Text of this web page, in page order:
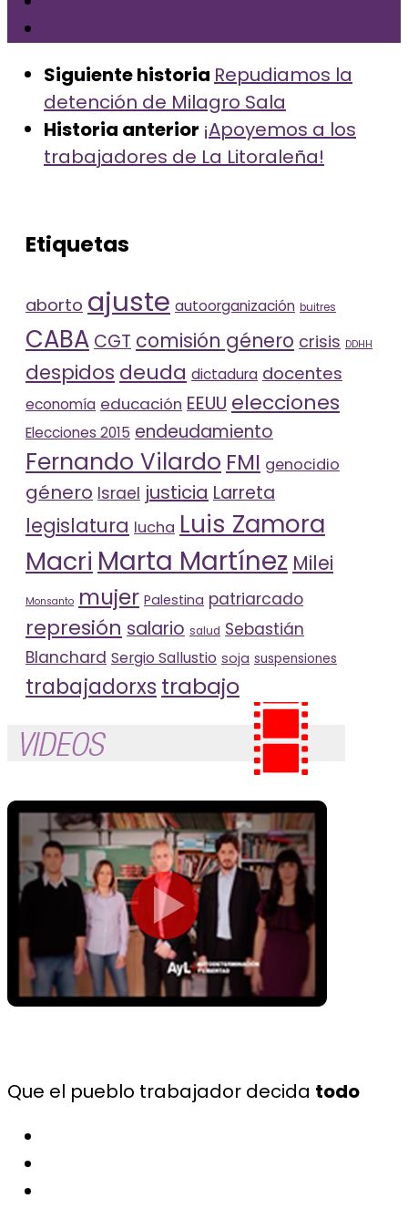
Siguiente historia Repudiamos la
detención de Milagro Sala
Historia anterior ¡Apoyemos a los
trabajadores de La Litoraleña!
Etiquetas
aborto ajuste autoorganización buitres
CABA CGT comisión género crisis DDHH
despidos deuda dictadura docentes
economía educación EEUU elecciones
Elecciones 2015 endeudamiento
Fernando Vilardo FMI genocidio
género Israel justicia Larreta
legislatura lucha Luis Zamora
Macri Marta Martínez Milei
Monsanto mujer Palestina patriarcado
represión salario salud Sebastián
Blanchard Sergio Sallustio soja suspensiones
trabajadorxs trabajo
Que el pueblo trabajador decida todo